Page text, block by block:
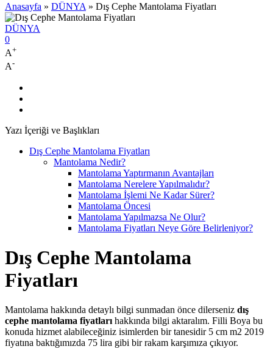
Anasayfa » DÜNYA » Dış Cephe Mantolama Fiyatları
DÜNYA
0
A+
A-
Yazı İçeriği ve Başlıkları
Dış Cephe Mantolama Fiyatları
Mantolama Nedir?
Mantolama Yaptırmanın Avantajları
Mantolama Nerelere Yapılmalıdır?
Mantolama İşlemi Ne Kadar Sürer?
Mantolama Öncesi
Mantolama Yapılmazsa Ne Olur?
Mantolama Fiyatları Neye Göre Belirleniyor?
Dış Cephe Mantolama
Fiyatları
Mantolama hakkında detaylı bilgi sunmadan önce dilerseniz dış
cephe mantolama fiyatlarıhakkında bilgi aktaralım. Filli Boya bu
konuda hizmet alabileceğiniz isimlerden bir tanesidir 5 cm m2 2019
fiyatına baktığımızda 75 lira gibi bir rakam karşımıza çıkıyor.